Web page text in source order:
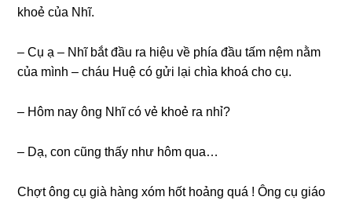
khoẻ của Nhĩ.
– Cụ ạ – Nhĩ bắt đầu ra hiệu về phía đầu tấm nệm nằm
của mình – cháu Huệ có gửi lại chìa khoá cho cụ.
– Hôm nay ông Nhĩ có vẻ khoẻ ra nhỉ?
– Dạ, con cũng thấy như hôm qua…
Chợt ông cụ già hàng xóm hốt hoảng quá ! Ông cụ giáo